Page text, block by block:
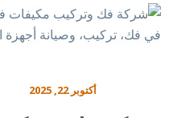
أكتوبر 22, 2025